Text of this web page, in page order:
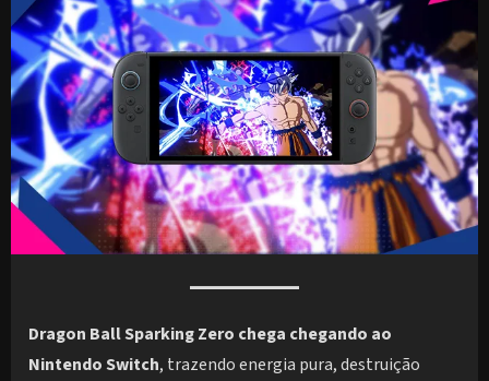
Dragon Ball Sparking Zero chega chegando ao
Nintendo Switch, trazendo energia pura, destruição